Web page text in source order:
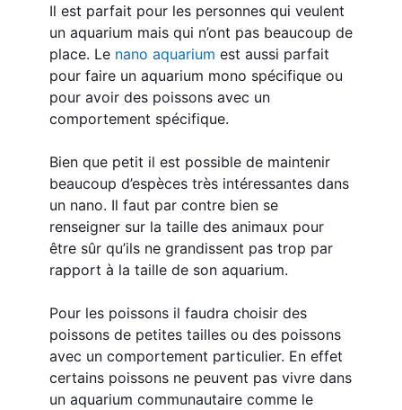
Il est parfait pour les personnes qui veulent
un aquarium mais qui n’ont pas beaucoup de
place. Le nano aquarium est aussi parfait
pour faire un aquarium mono spécifique ou
pour avoir des poissons avec un
comportement spécifique.
Bien que petit il est possible de maintenir
beaucoup d’espèces très intéressantes dans
un nano. Il faut par contre bien se
renseigner sur la taille des animaux pour
être sûr qu’ils ne grandissent pas trop par
rapport à la taille de son aquarium.
Pour les poissons il faudra choisir des
poissons de petites tailles ou des poissons
avec un comportement particulier. En effet
certains poissons ne peuvent pas vivre dans
un aquarium communautaire comme le